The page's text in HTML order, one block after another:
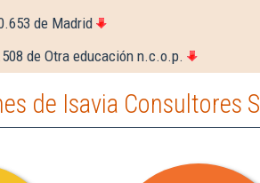
de Madrid
de Otra educación n.c.o.p.
de Isavia Consultores Sl